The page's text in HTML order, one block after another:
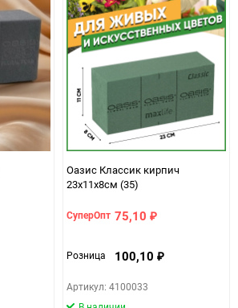
Оазис Классик кирпич
23х11х8см (35)
СуперОпт 75,10 ₽
Розница 100,10 ₽
Артикул: 4100033